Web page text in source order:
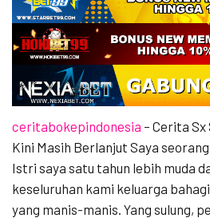
ceritabokepindonesia – Cerita Sx
Kini Masih Berlanjut Saya
Istri saya satu tahun lebih muda
keseluruhan kami keluarga
yang manis-manis. Yang sulung,